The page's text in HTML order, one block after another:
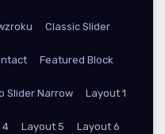
Classic Slider
Featured Block
Slider Narrow Layout 1
4 Layout 5 Layout 6